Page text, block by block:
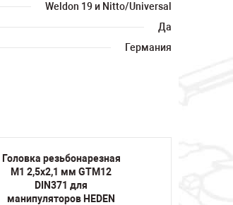
Weldon 19 и Nitto/Universal
Да
Германия
Головка резьбонарезная
M1 2,5х2,1 мм GTM12
DIN371 для
манипуляторов HEDEN